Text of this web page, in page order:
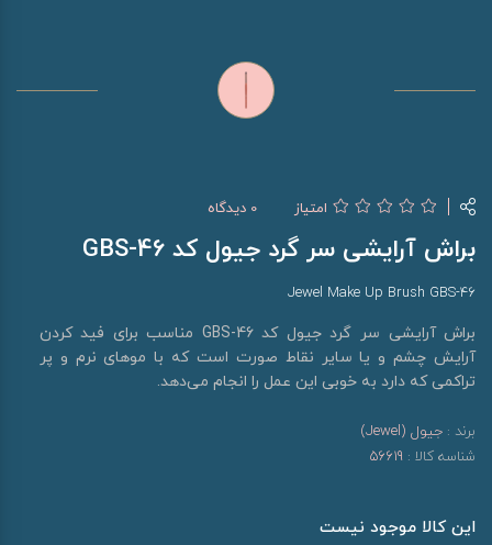
امتیاز 0 دیدگاه
براش آرایشی سر گرد جیول کد GBS-46
Jewel Make Up Brush GBS-46
براش آرایشی سر گرد جیول کد GBS-46 مناسب برای فید کردن
آرایش چشم و یا سایر نقاط صورت است که با موهای نرم و پر
تراکمی که دارد به خوبی این عمل را انجام می‌دهد.
برند : جیول (Jewel)
شناسه کالا : 56619
این کالا موجود نیست